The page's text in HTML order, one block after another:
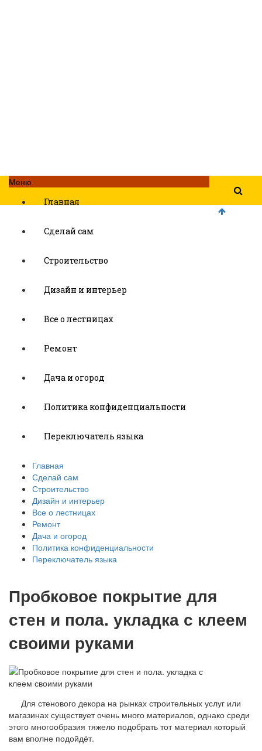
Меню
Главная
Сделай сам
Строительство
Дизайн и интерьер
Все о лестницах
Ремонт
Дача и огород
Политика конфиденциальности
Переключатель языка
Главная
Сделай сам
Строительство
Дизайн и интерьер
Все о лестницах
Ремонт
Дача и огород
Политика конфиденциальности
Переключатель языка
Пробковое покрытие для
стен и пола. укладка с клеем
своими руками
Для стенового декора на рынках строительных услуг или
магазинах существует очень много материалов, однако среди
этого многообразия тяжело подобрать тот материал который
вам вполне подойдёт.